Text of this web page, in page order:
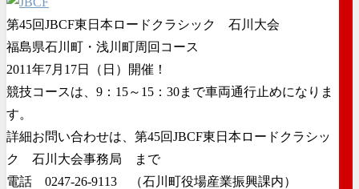
第45回JBCF東日本ロードクラシック 石川大会
福島県石川町・浅川町周回コース
2011年7月17日（日）開催！
競技コースは、9：15～15：30まで車両通行止めになりま
す。
詳細お問い合わせは、第45回JBCF東日本ロードクラシッ
ク 石川大会事務局 まで
電話 0247-26-9113 （石川町役場産業振興課内）